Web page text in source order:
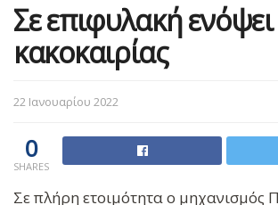
Σε επιφυλακή
κακοκαιρίας
22 Ιανουαρίου 2022
0
SHARES
Σε πλήρη ετοιμότητα ο μηχανισμός